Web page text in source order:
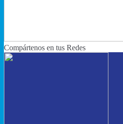
Compártenos en tus Redes